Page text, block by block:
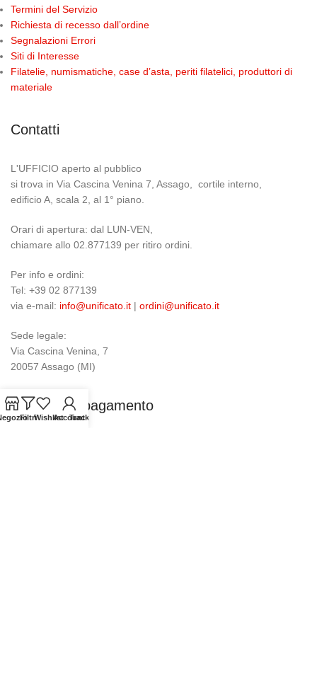
Termini del Servizio
Richiesta di recesso dall’ordine
Segnalazioni Errori
Siti di Interesse
Filatelie, numismatiche, case d’asta, periti filatelici, produttori di
materiale
Contatti
L'UFFICIO aperto al pubblico
si trova in Via Cascina Venina 7, Assago, cortile interno,
edificio A, scala 2, al 1° piano.
Orari di apertura: dal LUN-VEN,
chiamare allo 02.877139 per ritiro ordini.
Per info e ordini:
Tel: +39 02 877139
via e-mail: info@unificato.it | ordini@unificato.it
Sede legale:
Via Cascina Venina, 7
20057 Assago (MI)
Modalità di pagamento
FiltriWishlistAccount
Tracking